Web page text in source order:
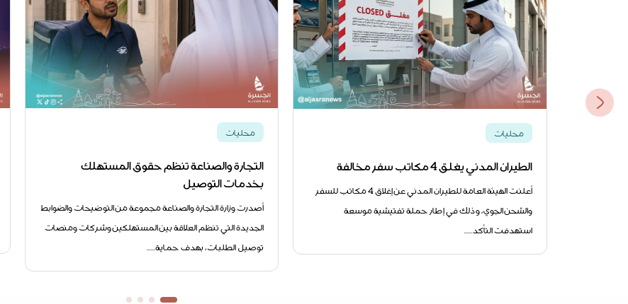
محليات
الطيران المدني يغلق 4 مكاتب سفر مخالفة
أعلنت الهيئة العامة للطيران المدني عن إغلاق 4 مكاتب للسفر
والشحن الجوي، وذلك في إطار حملة تفتيشية موسعة
استهدفت التأكد......
محليات
التجارة والصناعة تنظم حقوق المستهلك
بخدمات التوصيل
أصدرت وزارة التجارة والصناعة مجموعة من التوضيحات والضوابط
الجديدة التي تنظم العلاقة بين المستهلكين وشركات ومنصات
توصيل الطلبات، بهدف حماية......